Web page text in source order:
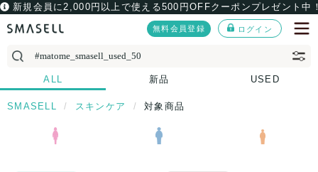
新規会員に2,000円以上で使える500円OFFクーポンプレゼント中
無料会員登録 ログイン
ALL 新品 USED
SMASELL スキンケア 対象商品